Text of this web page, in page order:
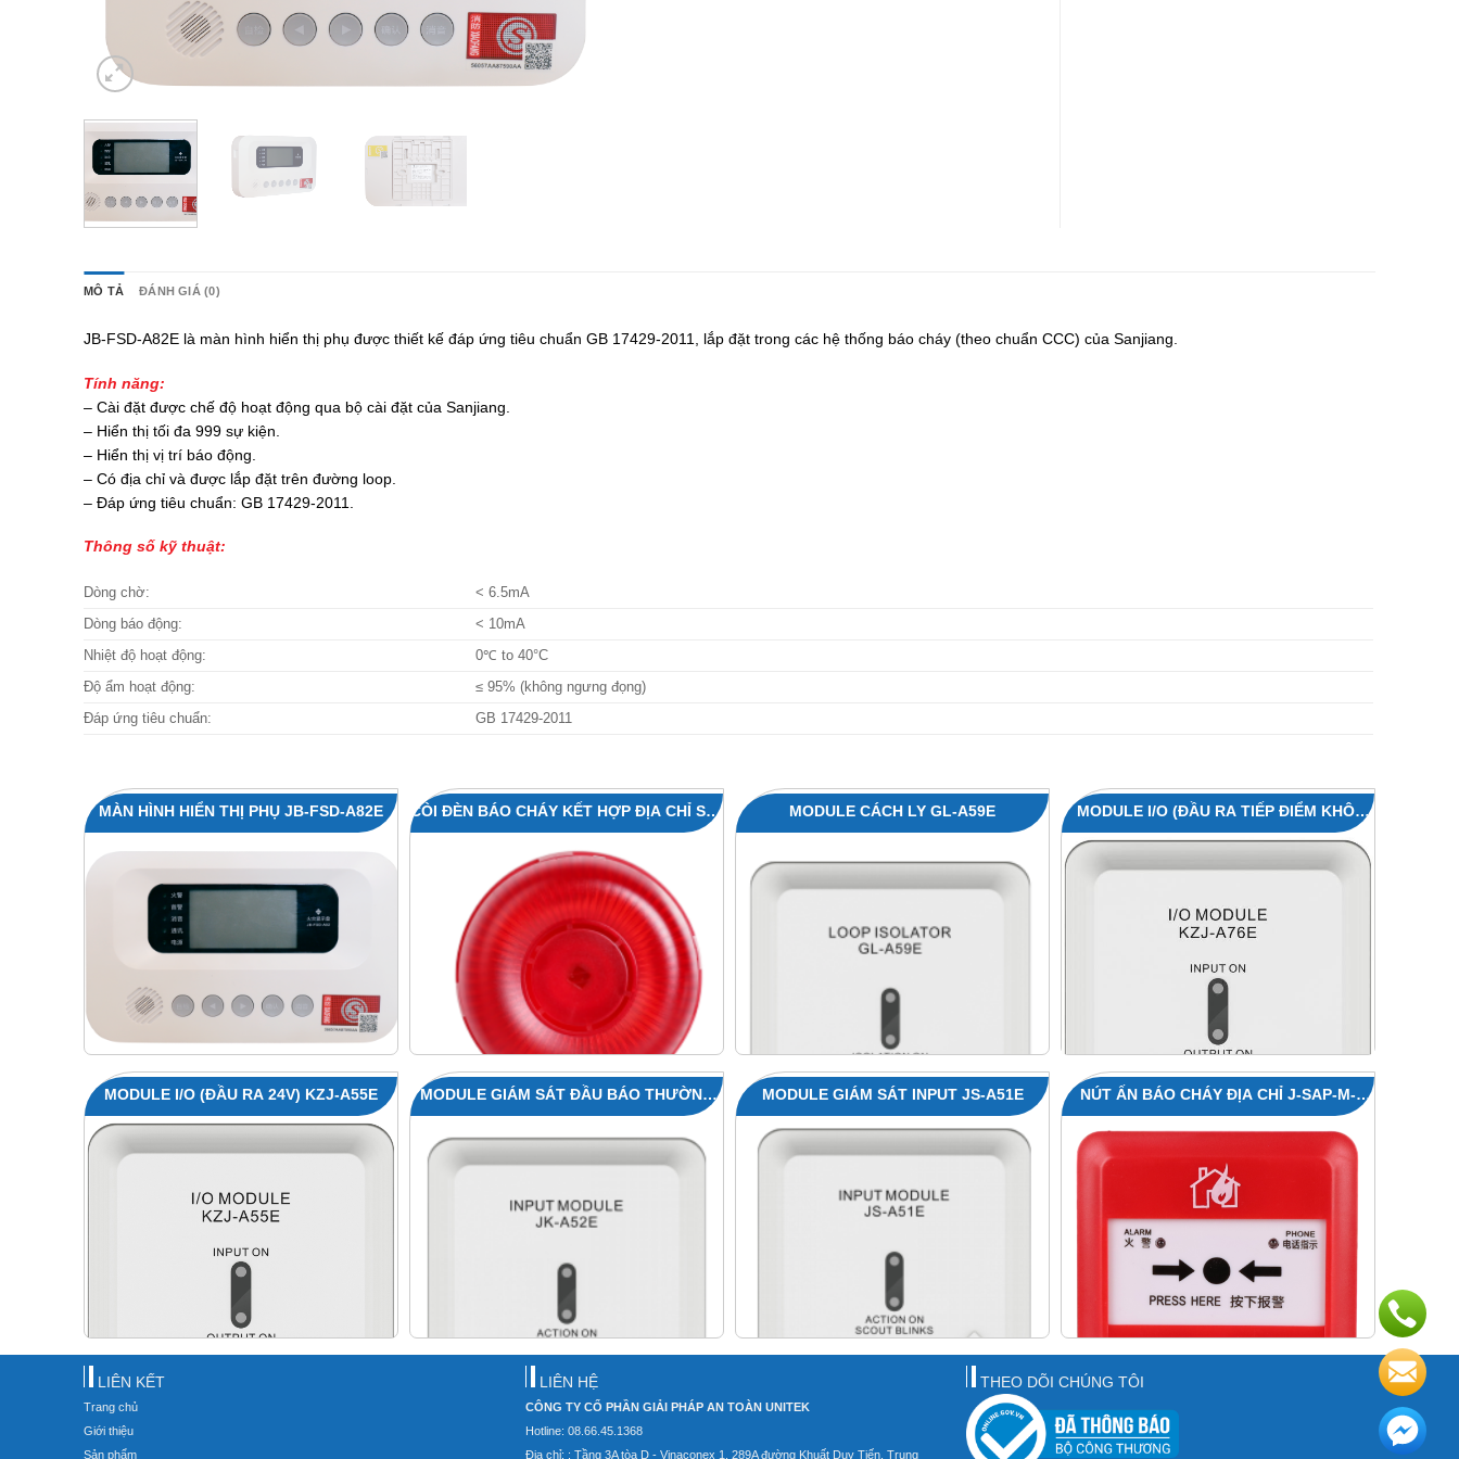
MÔ TẢ ĐÁNH GIÁ (0)
JB-FSD-A82E là màn hình hiển thị phụ được thiết kế đáp ứng tiêu chuẩn GB 17429-2011, lắp đặt trong các hệ thống báo cháy (theo chuẩn CCC) của Sanjiang.
Tính năng:
– Cài đặt được chế độ hoạt động qua bộ cài đặt của Sanjiang.
– Hiển thị tối đa 999 sự kiện.
– Hiển thị vị trí báo động.
– Có địa chỉ và được lắp đặt trên đường loop.
– Đáp ứng tiêu chuẩn: GB 17429-2011.
Thông số kỹ thuật:
Dòng chờ: < 6.5mA
Dòng báo động: < 10mA
Nhiệt độ hoạt động: 0℃ to 40°C
Độ ẩm hoạt động: ≤ 95% (không ngưng đọng)
Đáp ứng tiêu chuẩn: GB 17429-2011
MÀN HÌNH HIỂN THỊ PHỤ JB-FSD-A82E
CÒI ĐÈN BÁO CHÁY KẾT HỢP ĐỊA CHỈ SG-
MODULE CÁCH LY GL-A59E
MODULE I/O (ĐẦU RA TIẾP ĐIỂM KHÔ)
KZJ-A76E
MODULE I/O (ĐẦU RA 24V) KZJ-A55E
MODULE GIÁM SÁT ĐẦU BÁO THƯỜNG
MODULE GIÁM SÁT INPUT JS-A51E
NÚT ẤN BÁO CHÁY ĐỊA CHỈ J-SAP-M-
A62KE
LIÊN KẾT
Trang chủ
Giới thiệu
Sản phẩm
LIÊN HỆ
CÔNG TY CỔ PHẦN GIẢI PHÁP AN TOÀN UNITEK
Hotline: 08.66.45.1368
Địa chỉ: : Tầng 3A tòa D - Vinaconex 1, 289A đường Khuất Duy Tiến, Trung
THEO DÕI CHÚNG TÔI